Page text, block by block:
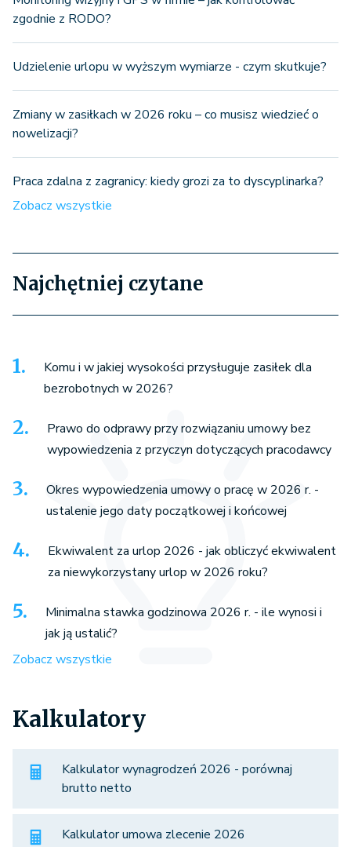
zgodnie z RODO?
Udzielenie urlopu w wyższym wymiarze - czym skutkuje?
Zmiany w zasiłkach w 2026 roku – co musisz wiedzieć o
nowelizacji?
Praca zdalna z zagranicy: kiedy grozi za to dyscyplinarka?
Zobacz wszystkie
Najchętniej czytane
Komu i w jakiej wysokości przysługuje zasiłek dla
bezrobotnych w 2026?
Prawo do odprawy przy rozwiązaniu umowy bez
wypowiedzenia z przyczyn dotyczących pracodawcy
Okres wypowiedzenia umowy o pracę w 2026 r. -
ustalenie jego daty początkowej i końcowej
Ekwiwalent za urlop 2026 - jak obliczyć ekwiwalent
za niewykorzystany urlop w 2026 roku?
Minimalna stawka godzinowa 2026 r. - ile wynosi i
jak ją ustalić?
Zobacz wszystkie
Kalkulatory
Kalkulator wynagrodzeń 2026 - porównaj
brutto netto
Kalkulator umowa zlecenie 2026